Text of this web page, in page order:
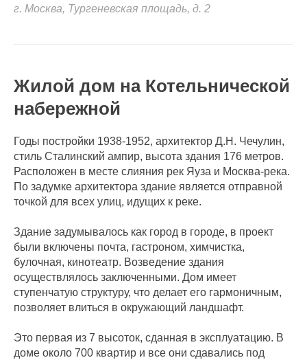
г. Москва, Тургеневская площадь, д. 2
Жилой дом на Котельнической
набережной
Годы постройки 1938-1952, архитектор Д.Н. Чечулин,
стиль Сталинский ампир, высота здания 176 метров.
Расположен в месте слияния рек Яуза и Москва-река.
По задумке архитектора здание является отправной
точкой для всех улиц, идущих к реке.
Здание задумывалось как город в городе, в проект
были включены почта, гастроном, химчистка,
булочная, кинотеатр. Возведение здания
осуществлялось заключенными. Дом имеет
ступенчатую структуру, что делает его гармоничным,
позволяет влиться в окружающий ландшафт.
Это первая из 7 высоток, сданная в эксплуатацию. В
доме около 700 квартир и все они сдавались под